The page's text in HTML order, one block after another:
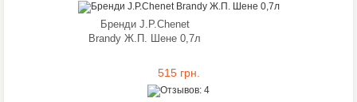
Бренди J.P.Chenet
Brandy Ж.П. Шене 0,7л
515 грн.